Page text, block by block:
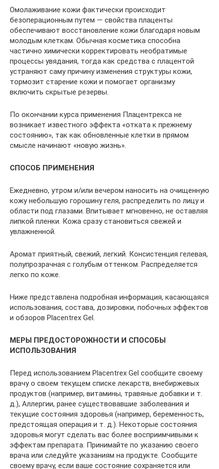
Омолаживание кожи фактически происходит
безоперационным путем — свойства плаценты
обеспечивают восстановление кожи благодаря новым
молодым клеткам. Обычная косметика способна
частично химически корректировать необратимые
процессы увядания, тогда как средства с плацентой
устраняют саму причину изменения структуры кожи,
тормозит старение кожи и помогает организму
включить скрытые резервы.
По окончании курса применения Плацентрекса не
возникает известного эффекта «отката к прежнему
состоянию», так как обновленные клетки в прямом
смысле начинают «новую жизнь».
СПОСОБ ПРИМЕНЕНИЯ
Ежедневно, утром и/или вечером наносить на очищенную
кожу небольшую горошину геля, распределить по лицу и
области под глазами. Впитывает мгновенно, не оставляя
липкой пленки. Кожа сразу становиться свежей и
увлажненной.
Аромат приятный, свежий, легкий. Консистенция гелевая,
полупрозрачная с голубым оттенком. Распределяется
легко по коже.
Ниже представлена подробная информация, касающаяся
использования, состава, дозировки, побочных эффектов
и обзоров Placentrex Gel.
МЕРЫ ПРЕДОСТОРОЖНОСТИ И СПОСОБЫ
ИСПОЛЬЗОВАНИЯ
Перед использованием Placentrex Gel сообщите своему
врачу о своем текущем списке лекарств, внебиржевых
продуктов (например, витамины, травяные добавки и т.
д.), Аллергии, ранее существовавшие заболевания и
текущие состояния здоровья (например, беременность,
предстоящая операция и т. д.). Некоторые состояния
здоровья могут сделать вас более восприимчивыми к
эффектам препарата. Принимайте по указанию своего
врача или следуйте указаниям на продукте. Сообщите
своему врачу, если ваше состояние сохраняется или